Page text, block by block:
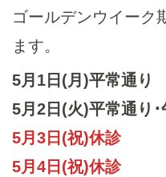
ゴールデンウイーク
ます。
5月1日(月)平常通り
5月2日(火)平常通り･
5月3日(祝)休診
5月4日(祝)休診